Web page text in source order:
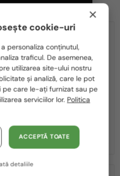
2-4 ZILE
—
1 047 RON
/ HU
/ EN
×
cookie-uri
personaliza conținutul,
traficul. De asemenea,
utilizarea site-ului nostru
și analiză, care le pot
care le-ați furnizat sau pe
serviciilor lor. Politica
ACCEPTĂ TOATE
detaliile